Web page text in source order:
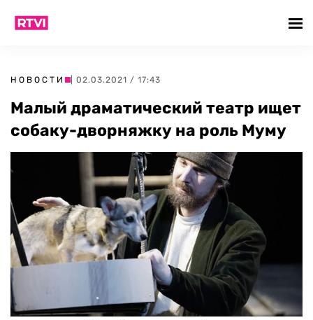
НОВОСТИ | 02.03.2021 / 17:43
Малый драматический театр ищет
собаку-дворняжку на роль Муму